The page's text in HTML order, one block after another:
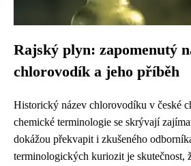
Rajský plyn: zapomenutý
chlorovodík a jeho příběh
Historický název chlorovodíku v české
chemické terminologie se skrývají
dokážou překvapit i zkušeného
terminologických kuriozit je skutečnost,